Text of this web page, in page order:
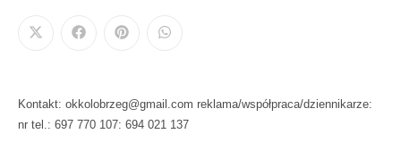
Kontakt: okkolobrzeg@gmail.com reklama/współpraca/dziennikarze:
nr tel.: 697 770 107: 694 021 137